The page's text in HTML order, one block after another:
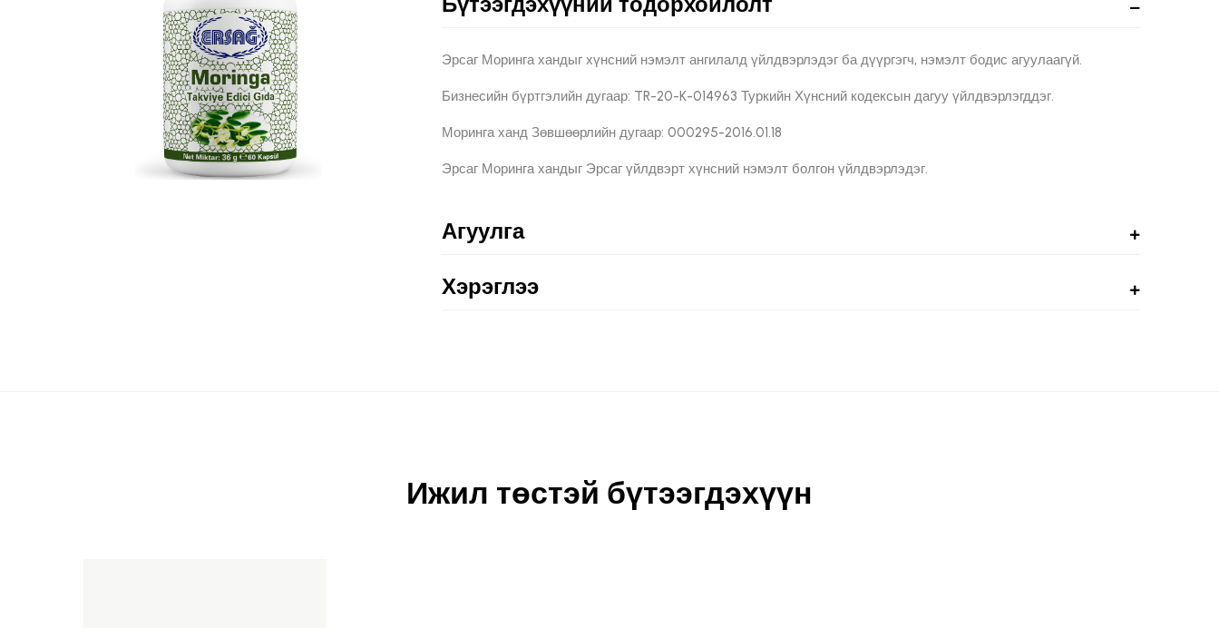
Эрсаг Моринга хандыг хүнсний нэмэлт ангилалд үйлдвэрлэдэг ба дүүргэгч, нэмэлт бодис агуулаагүй.
Бизнесийн бүртгэлийн дугаар: TR-20-K-014963 Туркийн Хүнсний кодексын дагуу үйлдвэрлэгддэг.
Моринга ханд Зөвшөөрлийн дугаар: 000295-2016.01.18
Эрсаг Моринга хандыг Эрсаг үйлдвэрт хүнсний нэмэлт болгон үйлдвэрлэдэг.
Агуулга
Хэрэглээ
Ижил төстэй бүтээгдэхүүн